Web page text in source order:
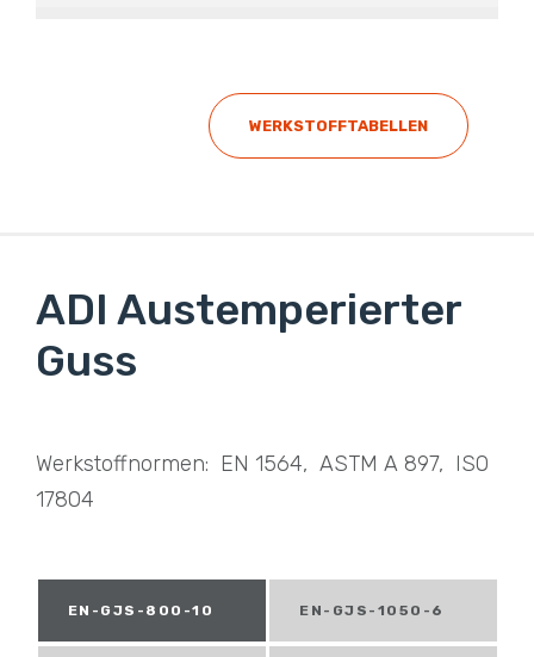
WERKSTOFFTABELLEN
ADI Austemperierter
Guss
Werkstoffnormen: EN 1564, ASTM A 897, ISO
17804
EN-GJS-800-10 EN-GJS-1050-6